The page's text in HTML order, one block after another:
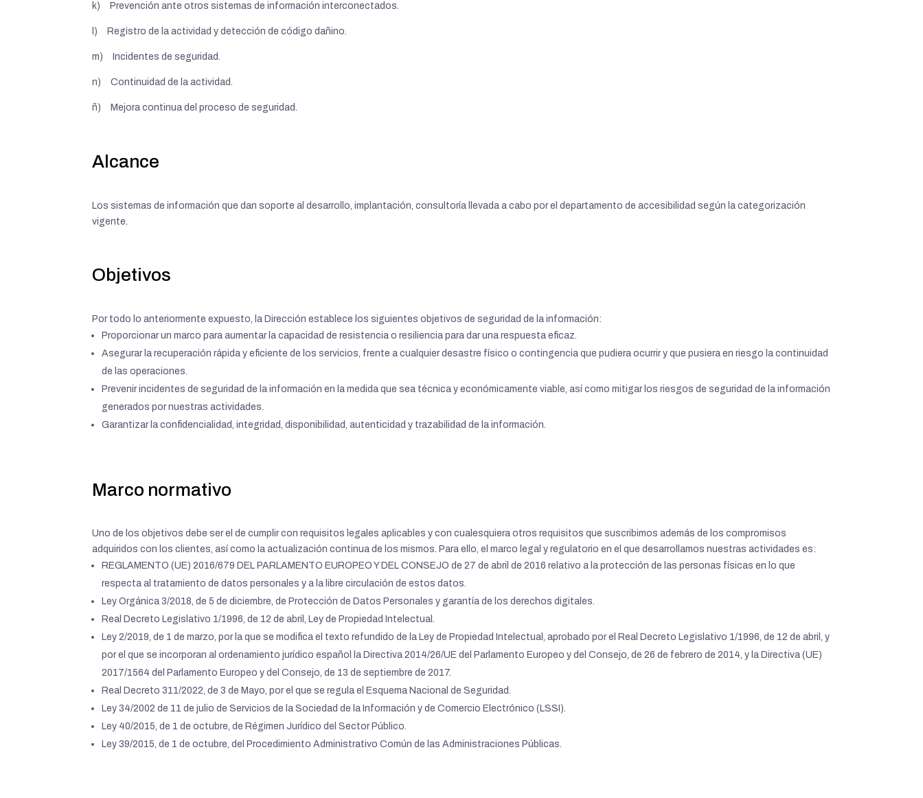
k) Prevención ante otros sistemas de información interconectados.
l) Registro de la actividad y detección de código dañino.
m) Incidentes de seguridad.
n) Continuidad de la actividad.
ñ) Mejora continua del proceso de seguridad.
Alcance
Los sistemas de información que dan soporte al desarrollo, implantación, consultoría llevada a cabo por el departamento de accesibilidad según la categorización
vigente.
Objetivos
Por todo lo anteriormente expuesto, la Dirección establece los siguientes objetivos de seguridad de la información:
Proporcionar un marco para aumentar la capacidad de resistencia o resiliencia para dar una respuesta eficaz.
Asegurar la recuperación rápida y eficiente de los servicios, frente a cualquier desastre físico o contingencia que pudiera ocurrir y que pusiera en riesgo la continuidad
de las operaciones.
Prevenir incidentes de seguridad de la información en la medida que sea técnica y económicamente viable, así como mitigar los riesgos de seguridad de la información
generados por nuestras actividades.
Garantizar la confidencialidad, integridad, disponibilidad, autenticidad y trazabilidad de la información.
Marco normativo
Uno de los objetivos debe ser el de cumplir con requisitos legales aplicables y con cualesquiera otros requisitos que suscribimos además de los compromisos
adquiridos con los clientes, así como la actualización continua de los mismos. Para ello, el marco legal y regulatorio en el que desarrollamos nuestras actividades es:
REGLAMENTO (UE) 2016/679 DEL PARLAMENTO EUROPEO Y DEL CONSEJO de 27 de abril de 2016 relativo a la protección de las personas físicas en lo que
respecta al tratamiento de datos personales y a la libre circulación de estos datos.
Ley Orgánica 3/2018, de 5 de diciembre, de Protección de Datos Personales y garantía de los derechos digitales.
Real Decreto Legislativo 1/1996, de 12 de abril, Ley de Propiedad Intelectual.
Ley 2/2019, de 1 de marzo, por la que se modifica el texto refundido de la Ley de Propiedad Intelectual, aprobado por el Real Decreto Legislativo 1/1996, de 12 de abril, y
por el que se incorporan al ordenamiento jurídico español la Directiva 2014/26/UE del Parlamento Europeo y del Consejo, de 26 de febrero de 2014, y la Directiva (UE)
2017/1564 del Parlamento Europeo y del Consejo, de 13 de septiembre de 2017.
Real Decreto 311/2022, de 3 de Mayo, por el que se regula el Esquema Nacional de Seguridad.
Ley 34/2002 de 11 de julio de Servicios de la Sociedad de la Información y de Comercio Electrónico (LSSI).
Ley 40/2015, de 1 de octubre, de Régimen Jurídico del Sector Público.
Ley 39/2015, de 1 de octubre, del Procedimiento Administrativo Común de las Administraciones Públicas.